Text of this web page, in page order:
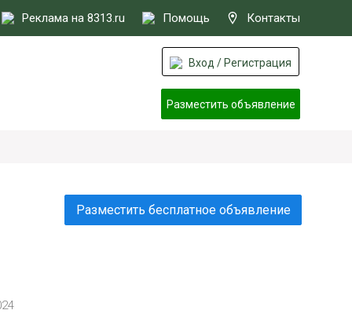
Реклама на 8313.ru Помощь Контакты
Вход / Регистрация
Разместить объявление
Разместить бесплатное объявление